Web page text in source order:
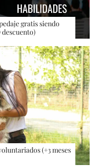
gratis siendo
(+3 meses